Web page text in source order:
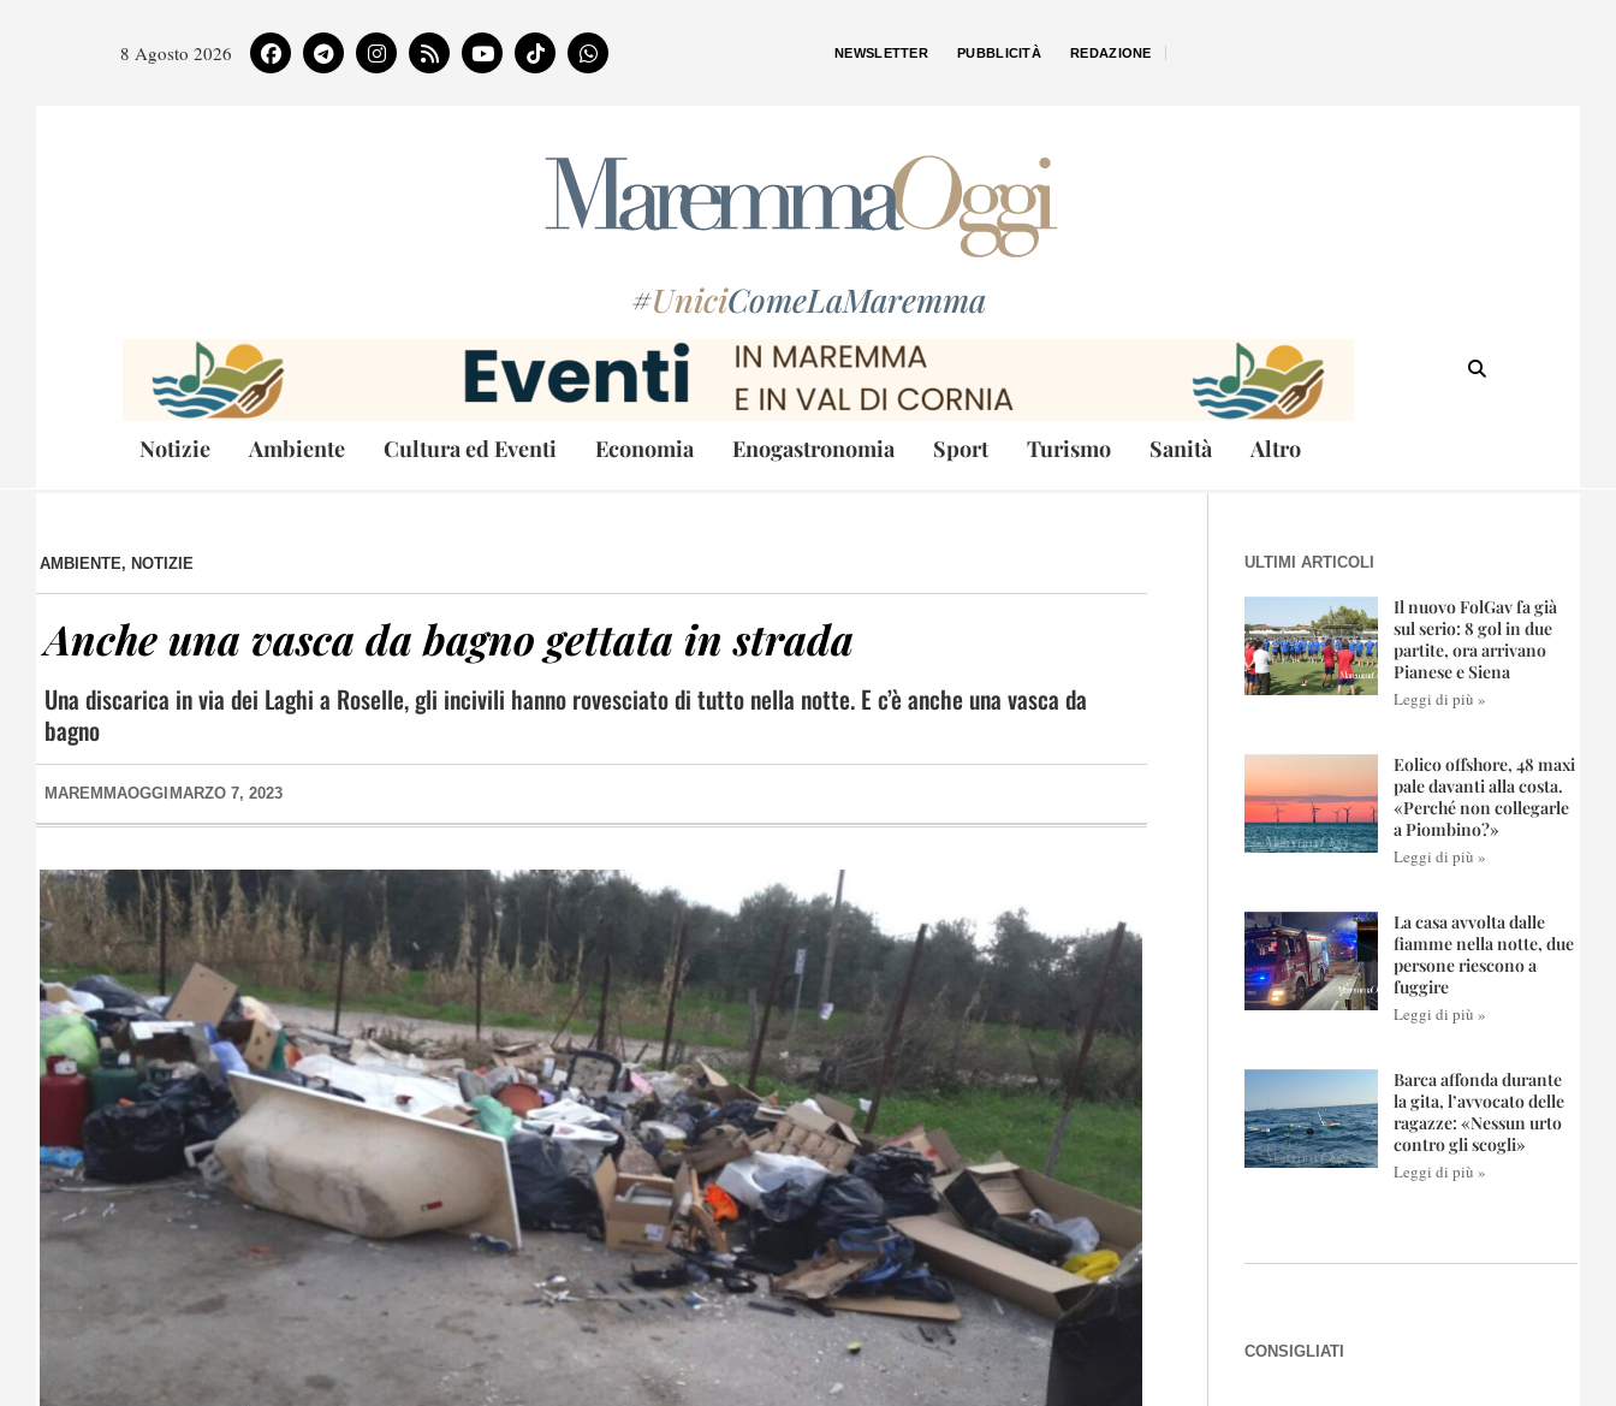
8 Agosto 2026 NEWSLETTER PUBBLICITÀ REDAZIONE
#UniciComeLaMaremma
Notizie Ambiente Cultura ed Eventi Economia Enogastronomia Sport Turismo Sanità Altro
AMBIENTE, NOTIZIE
Anche una vasca da bagno gettata in strada
Una discarica in via dei Laghi a Roselle, gli incivili hanno rovesciato di tutto nella notte. E c’è anche una vasca da
bagno
MAREMMAOGGI MARZO 7, 2023
ULTIMI ARTICOLI
Il nuovo FolGav fa già
sul serio: 8 gol in due
partite, ora arrivano
Pianese e Siena
Leggi di più »
Eolico offshore, 48 maxi
pale davanti alla costa.
«Perché non collegarle
a Piombino?»
Leggi di più »
La casa avvolta dalle
fiamme nella notte, due
persone riescono a
fuggire
Leggi di più »
Barca affonda durante
la gita, l’avvocato delle
ragazze: «Nessun urto
contro gli scogli»
Leggi di più »
CONSIGLIATI